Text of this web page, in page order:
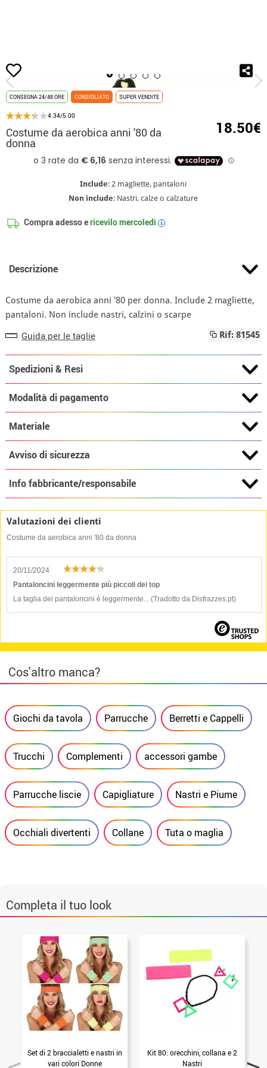
Inizio
CONSEGNA 24/48 ORE CONSIGLIATO SUPER VENDITE
4.34/5.00
Costume da aerobica anni '80 da
donna
18.50€
Include: 2 magliette, pantaloni
Non include: Nastri, calze o calzature
Compra adesso ericevilomercoledì i
Descrizione
Costume da aerobica anni '80 per donna. Include 2 magliette,
pantaloni. Non include nastri, calzini o scarpe
Guida per le taglie Rif: 81545
Spedizioni & Resi
Modalità di pagamento
Materiale
Avviso di sicurezza
Info fabbricante/responsabile
Valutazioni dei clienti
Costume da aerobica anni '80 da donna
20/11/2024
Pantaloncini leggermente più piccoli dei top
La taglia dei pantaloncini è leggermente... (Tradotto da Disfrazzes.pt)
Cos'altro manca?
Giochi da tavola Parrucche Berretti e Cappelli
Trucchi Complementi accessori gambe
Parrucche liscie Capigliature Nastri e Piume
Occhiali divertenti Collane Tuta o maglia
Completa il tuo look
Set di 2 braccialetti e nastri in
vari colori Donne
Kit 80: orecchini, collana e 2
Nastri